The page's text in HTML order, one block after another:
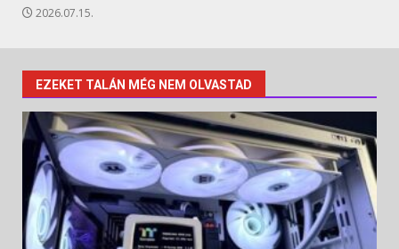
2026.07.15.
EZEKET TALÁN MÉG NEM OLVASTAD